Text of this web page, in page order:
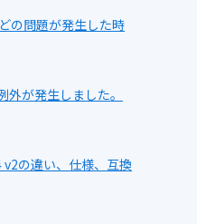
の問題が発生した時
外が発生しました。
v2の違い、仕様、互換